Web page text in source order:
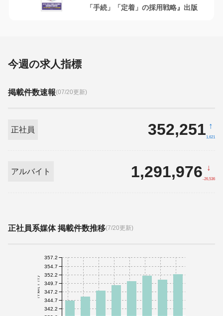
「手続」「定着」の採用戦略』出版
今週の求人指標
掲載件数速報(07/20更新)
正社員 352,251 ↑
1,621
アルバイト 1,291,976 ↓
-26,536
正社員系媒体 掲載件数推移(7/20更新)
件数(千件)
342.2
344.7
347.2
349.7
352.2
354.7
357.2